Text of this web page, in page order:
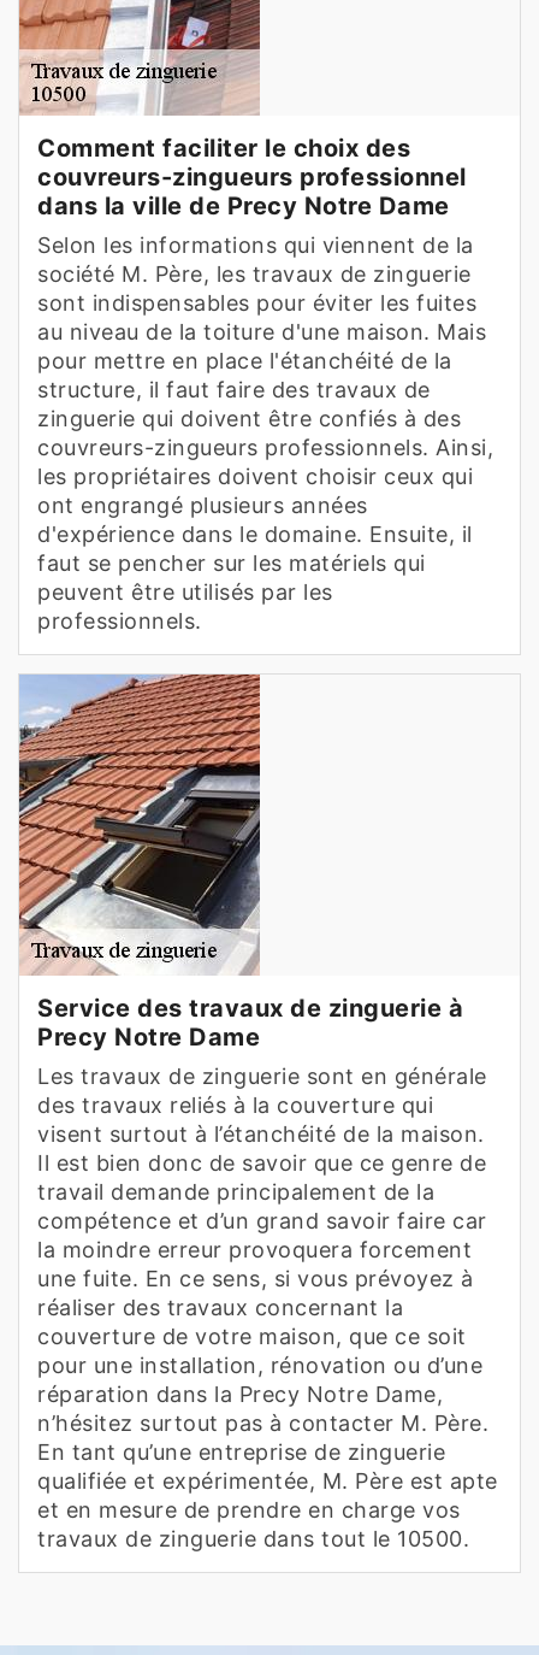
Comment faciliter le choix des
couvreurs-zingueurs professionnel
dans la ville de Precy Notre Dame
Selon les informations qui viennent de la
société M. Père, les travaux de zinguerie
sont indispensables pour éviter les fuites
au niveau de la toiture d'une maison. Mais
pour mettre en place l'étanchéité de la
structure, il faut faire des travaux de
zinguerie qui doivent être confiés à des
couvreurs-zingueurs professionnels. Ainsi,
les propriétaires doivent choisir ceux qui
ont engrangé plusieurs années
d'expérience dans le domaine. Ensuite, il
faut se pencher sur les matériels qui
peuvent être utilisés par les
professionnels.
Service des travaux de zinguerie à
Precy Notre Dame
Les travaux de zinguerie sont en générale
des travaux reliés à la couverture qui
visent surtout à l’étanchéité de la maison.
Il est bien donc de savoir que ce genre de
travail demande principalement de la
compétence et d’un grand savoir faire car
la moindre erreur provoquera forcement
une fuite. En ce sens, si vous prévoyez à
réaliser des travaux concernant la
couverture de votre maison, que ce soit
pour une installation, rénovation ou d’une
réparation dans la Precy Notre Dame,
n’hésitez surtout pas à contacter M. Père.
En tant qu’une entreprise de zinguerie
qualifiée et expérimentée, M. Père est apte
et en mesure de prendre en charge vos
travaux de zinguerie dans tout le 10500.